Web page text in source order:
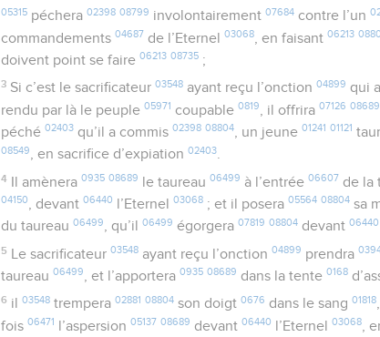
05315 péchera02398 08799 involontairement07684 contre l’un
commandements04687 de l’Eternel03068 , en faisant06213
doivent point se faire06213 08735 ;
3 Si c’est le sacrificateur 03548ayant reçu l’onction 04899 qui
rendu par là le peuple05971 coupable0819 , il offrira07126 08689
péché02403 qu’il a commis02398 08804, un jeune01241 01121
08549, en sacrifice d’expiation02403.
4 Il amènera 0935 08689 le taureau 06499 à l’entrée 06607 de la
04150, devant06440 l’Eternel03068 ; et il posera05564 08804 sa
du taureau06499, qu’il06499 égorgera07819 08804 devant06440
5 Le sacrificateur 03548ayant reçu l’onction 04899 prendra
taureau06499, et l’apportera0935 08689 dans la tente0168
6 il 03548trempera 02881 08804son doigt 0676 dans le sang 01818
fois06471 l’aspersion05137 08689 devant06440 l’Eternel03068 ,